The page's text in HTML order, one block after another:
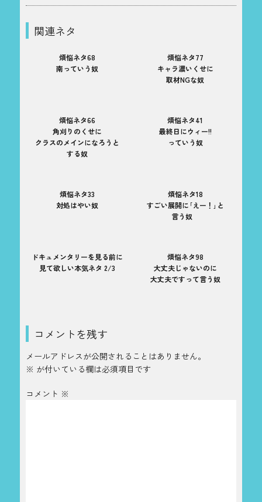
関連ネタ
煩悩ネタ68
南っていう奴
煩悩ネタ77
キャラ濃いくせに
取材NGな奴
煩悩ネタ66
角刈りのくせに
クラスのメインになろうと
する奴
煩悩ネタ41
最終日にウィー!!
っていう奴
煩悩ネタ33
対処はやい奴
煩悩ネタ18
すごい展開に｢えー！｣と
言う奴
ドキュメンタリーを見る前に
見て欲しい本気ネタ 2/3
煩悩ネタ98
大丈夫じゃないのに
大丈夫ですって言う奴
コメントを残す
メールアドレスが公開されることはありません。
※ が付いている欄は必須項目です
コメント ※